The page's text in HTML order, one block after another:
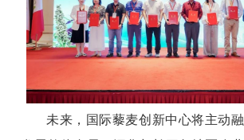
未来，国际藜麦创新中心将主动